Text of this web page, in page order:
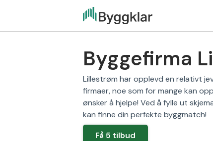
Byggefirma
Lillestrøm har opplevd en relativt
firmaer, noe som for mange kan
ønsker å hjelpe! Ved å fylle ut
kan finne din perfekte byggmatch!
Få 5 tilbud